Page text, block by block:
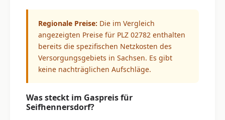
Regionale Preise: Die im Vergleich
angezeigten Preise für PLZ 02782 enthalten
bereits die spezifischen Netzkosten des
Versorgungsgebiets in Sachsen. Es gibt
keine nachträglichen Aufschläge.
Was steckt im Gaspreis für
Seifhennersdorf?